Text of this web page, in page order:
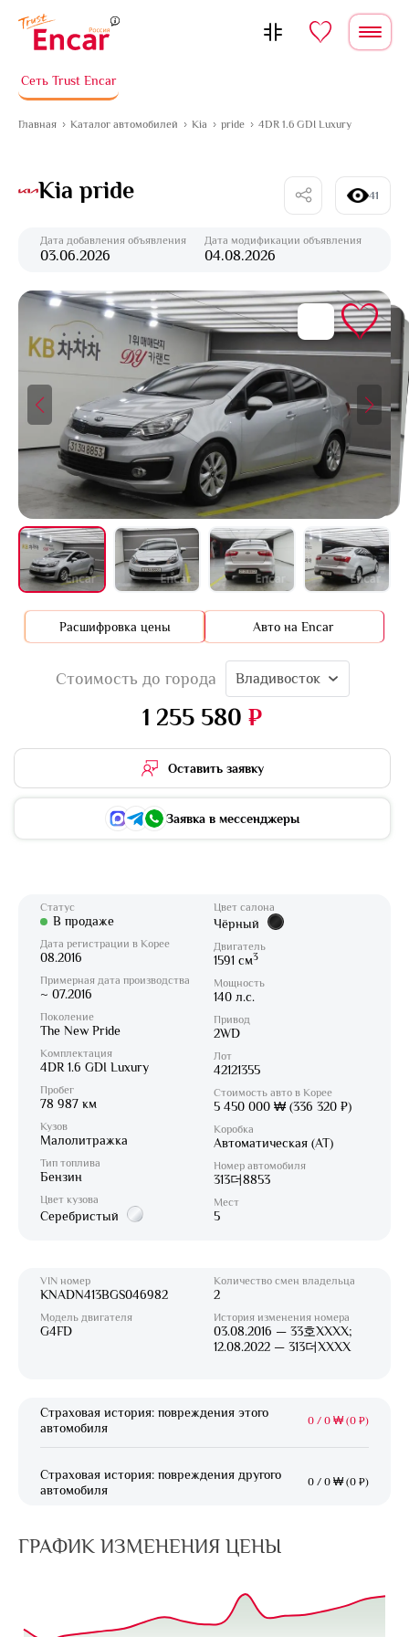
Сеть Trust Encar
Главная Каталог автомобилей Kia pride 4DR 1.6 GDI Luxury
Kia pride 41
Дата добавления объявления
03.06.2026
Дата модификации объявления
04.08.2026
Стоимость до города Владивосток
1 255 580 ₽
Оставить заявку
Заявка в мессенджеры
Статус
В продаже
Дата регистрации в Корее
08.2016
Примерная дата производства
~ 07.2016
Поколение
The New Pride
Комплектация
4DR 1.6 GDI Luxury
Пробег
78 987 км
Кузов
Малолитражка
Тип топлива
Бензин
Цвет кузова
Серебристый
Цвет салона
Чёрный
Двигатель
1591 см3
Мощность
140 л.с.
Привод
2WD
Лот
42121355
Стоимость авто в Корее
5 450 000 ₩ (336 320 ₽)
Коробка
Автоматическая (AT)
Номер автомобиля
313더8853
Мест
5
VIN номер
KNADN413BGS046982
Модель двигателя
G4FD
Количество смен владельца
2
История изменения номера
03.08.2016 — 33호XXXX;
12.08.2022 — 313더XXXX
Страховая история: повреждения этого
автомобиля
0 / 0 ₩ (0 ₽)
Страховая история: повреждения другого
автомобиля
0 / 0 ₩ (0 ₽)
ГРАФИК ИЗМЕНЕНИЯ ЦЕНЫ
Расшифровка цены Авто на Encar